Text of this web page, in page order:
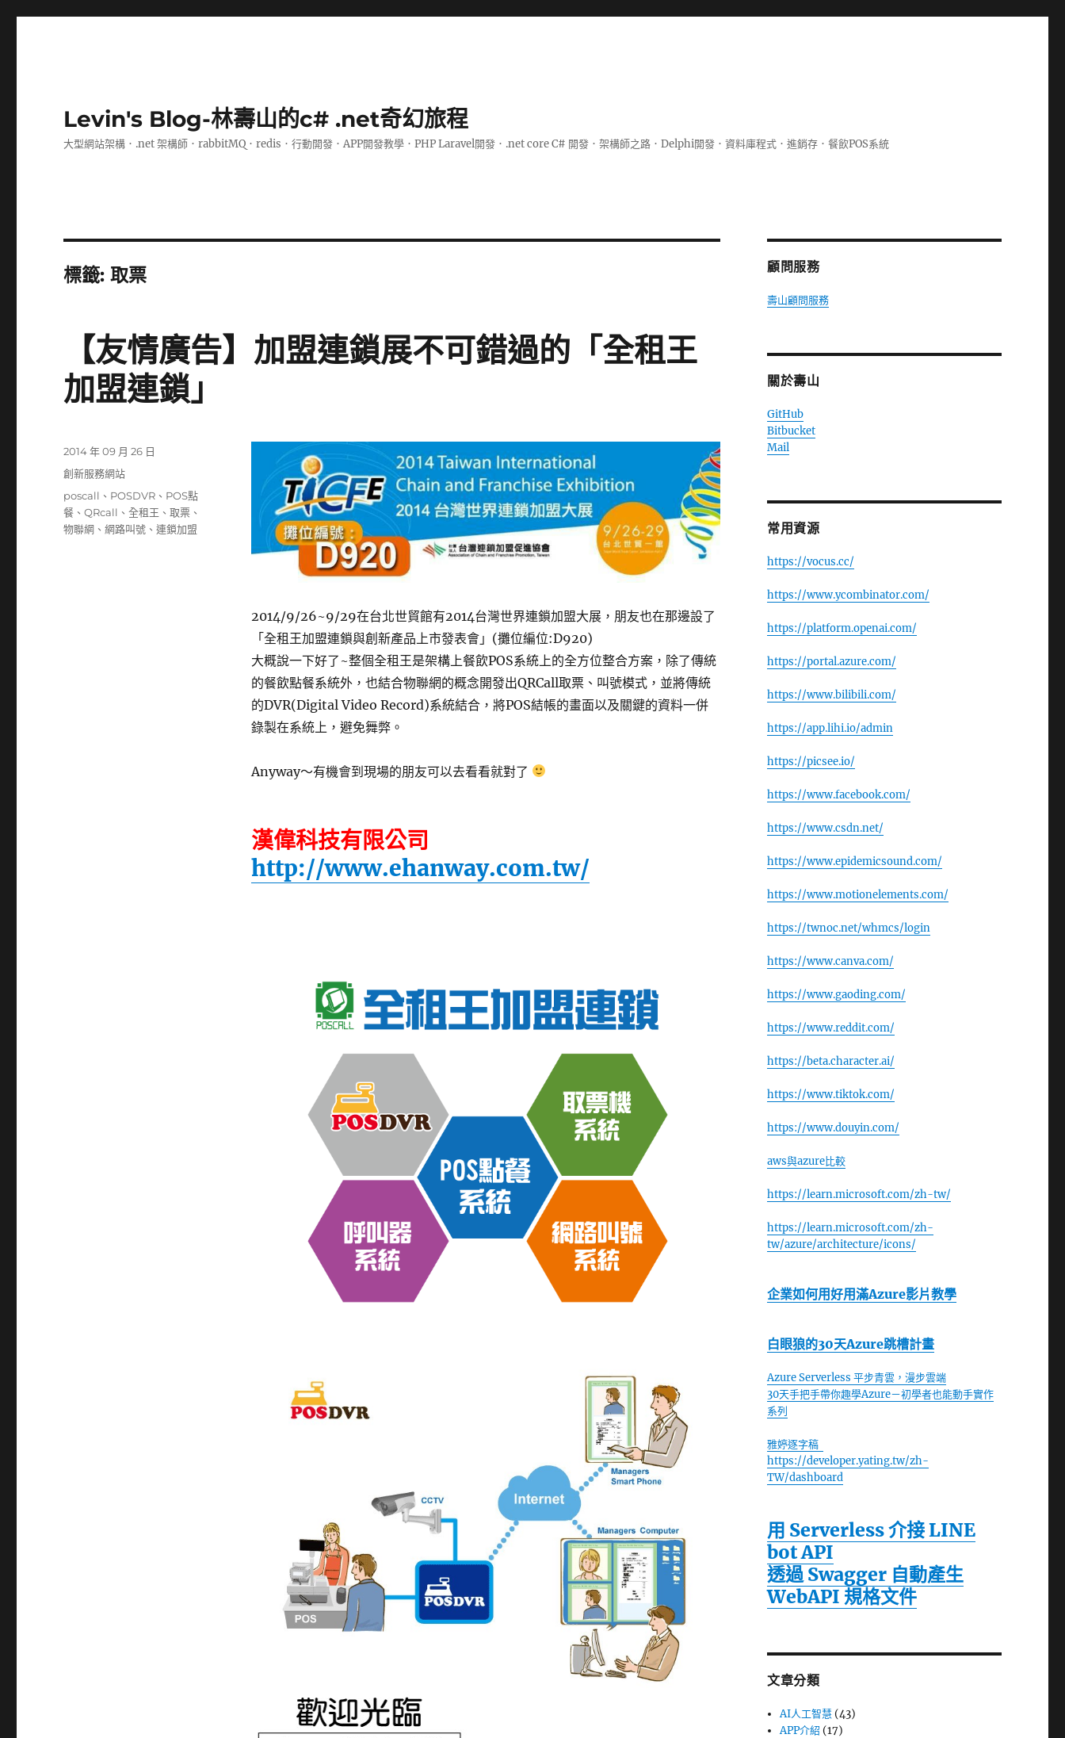
Levin's Blog-林壽山的c# .net奇幻旅程
大型網站架構．.net 架構師．rabbitMQ．redis．行動開發．APP開發教學．PHP Laravel開發．.net core C# 開發．架構師之路．Delphi開發．資料庫程式．進銷存．餐飲POS系統
標籤:取票
【友情廣告】加盟連鎖展不可錯過的「全租王
加盟連鎖」
2014/9/26~9/29在台北世貿館有2014台灣世界連鎖加盟大展，朋友也在那邊設了
「全租王加盟連鎖與創新產品上市發表會」(攤位編位:D920)
大概說一下好了~整個全租王是架構上餐飲POS系統上的全方位整合方案，除了傳統
的餐飲點餐系統外，也結合物聯網的概念開發出QRCall取票、叫號模式，並將傳統
的DVR(Digital Video Record)系統結合，將POS結帳的畫面以及關鍵的資料一併
錄製在系統上，避免舞弊。
Anyway～有機會到現場的朋友可以去看看就對了
漢偉科技有限公司
http://www.ehanway.com.tw/
發
佈
期:
2014 年 09 月 26 日
分
創新服務網站
標
籤
poscall 、 POSDVR 、 POS點
餐 、QRcall 、全租王 、取票 、
物聯網 、網路叫號 、連鎖加盟
顧問服務
壽山顧問服務
關於壽山
GitHub
Bitbucket
Mail
常用資源
https://vocus.cc/
https://www.ycombinator.com/
https://platform.openai.com/
https://portal.azure.com/
https://www.bilibili.com/
https://app.lihi.io/admin
https://picsee.io/
https://www.facebook.com/
https://www.csdn.net/
https://www.epidemicsound.com/
https://www.motionelements.com/
https://twnoc.net/whmcs/login
https://www.canva.com/
https://www.gaoding.com/
https://www.reddit.com/
https://beta.character.ai/
https://www.tiktok.com/
https://www.douyin.com/
aws與azure比較
https://learn.microsoft.com/zh-tw/
https://learn.microsoft.com/zh-
tw/azure/architecture/icons/
企業如何用好用滿Azure影片教學
白眼狼的30天Azure跳槽計畫
Azure Serverless 平步青雲，漫步雲端
30天手把手帶你趣學Azure－初學者也能動手實作
系列
雅婷逐字稿
https://developer.yating.tw/zh-
TW/dashboard
用 Serverless 介接 LINE
bot API
透過 Swagger 自動產生
WebAPI 規格文件
文章分類
AI人工智慧 (43)
APP介紹 (17)